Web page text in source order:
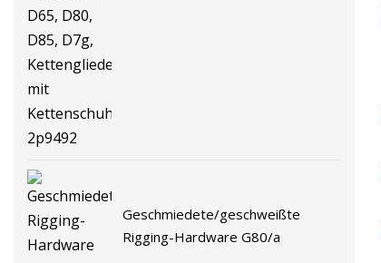
Geschmiedete/geschweißte
Rigging-Hardware G80/a